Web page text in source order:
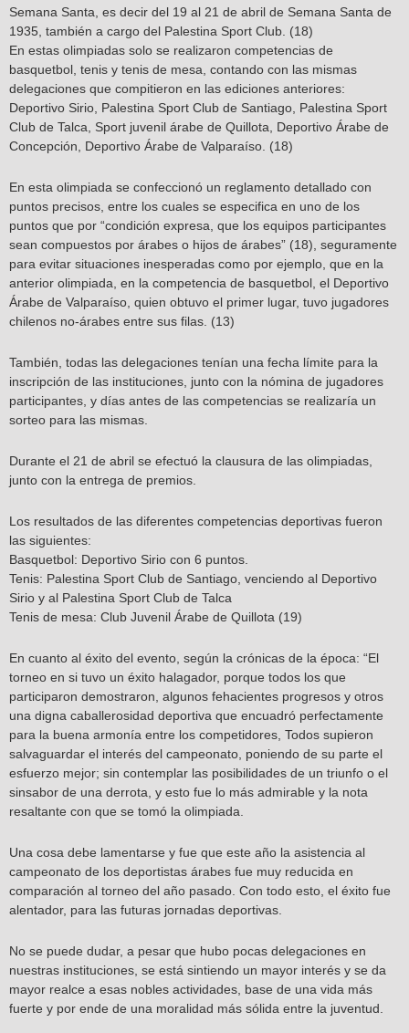
Semana Santa, es decir del 19 al 21 de abril de Semana Santa de
1935, también a cargo del Palestina Sport Club. (18)
En estas olimpiadas solo se realizaron competencias de
basquetbol, tenis y tenis de mesa, contando con las mismas
delegaciones que compitieron en las ediciones anteriores:
Deportivo Sirio, Palestina Sport Club de Santiago, Palestina Sport
Club de Talca, Sport juvenil árabe de Quillota, Deportivo Árabe de
Concepción, Deportivo Árabe de Valparaíso. (18)
En esta olimpiada se confeccionó un reglamento detallado con
puntos precisos, entre los cuales se especifica en uno de los
puntos que por “condición expresa, que los equipos participantes
sean compuestos por árabes o hijos de árabes” (18), seguramente
para evitar situaciones inesperadas como por ejemplo, que en la
anterior olimpiada, en la competencia de basquetbol, el Deportivo
Árabe de Valparaíso, quien obtuvo el primer lugar, tuvo jugadores
chilenos no-árabes entre sus filas. (13)
También, todas las delegaciones tenían una fecha límite para la
inscripción de las instituciones, junto con la nómina de jugadores
participantes, y días antes de las competencias se realizaría un
sorteo para las mismas.
Durante el 21 de abril se efectuó la clausura de las olimpiadas,
junto con la entrega de premios.
Los resultados de las diferentes competencias deportivas fueron
las siguientes:
Basquetbol: Deportivo Sirio con 6 puntos.
Tenis: Palestina Sport Club de Santiago, venciendo al Deportivo
Sirio y al Palestina Sport Club de Talca
Tenis de mesa: Club Juvenil Árabe de Quillota (19)
En cuanto al éxito del evento, según la crónicas de la época: “El
torneo en si tuvo un éxito halagador, porque todos los que
participaron demostraron, algunos fehacientes progresos y otros
una digna caballerosidad deportiva que encuadró perfectamente
para la buena armonía entre los competidores, Todos supieron
salvaguardar el interés del campeonato, poniendo de su parte el
esfuerzo mejor; sin contemplar las posibilidades de un triunfo o el
sinsabor de una derrota, y esto fue lo más admirable y la nota
resaltante con que se tomó la olimpiada.
Una cosa debe lamentarse y fue que este año la asistencia al
campeonato de los deportistas árabes fue muy reducida en
comparación al torneo del año pasado. Con todo esto, el éxito fue
alentador, para las futuras jornadas deportivas.
No se puede dudar, a pesar que hubo pocas delegaciones en
nuestras instituciones, se está sintiendo un mayor interés y se da
mayor realce a esas nobles actividades, base de una vida más
fuerte y por ende de una moralidad más sólida entre la juventud.